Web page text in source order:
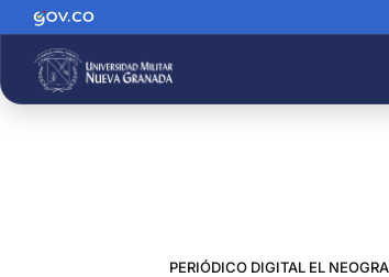
PERIÓDICO DIGITAL EL